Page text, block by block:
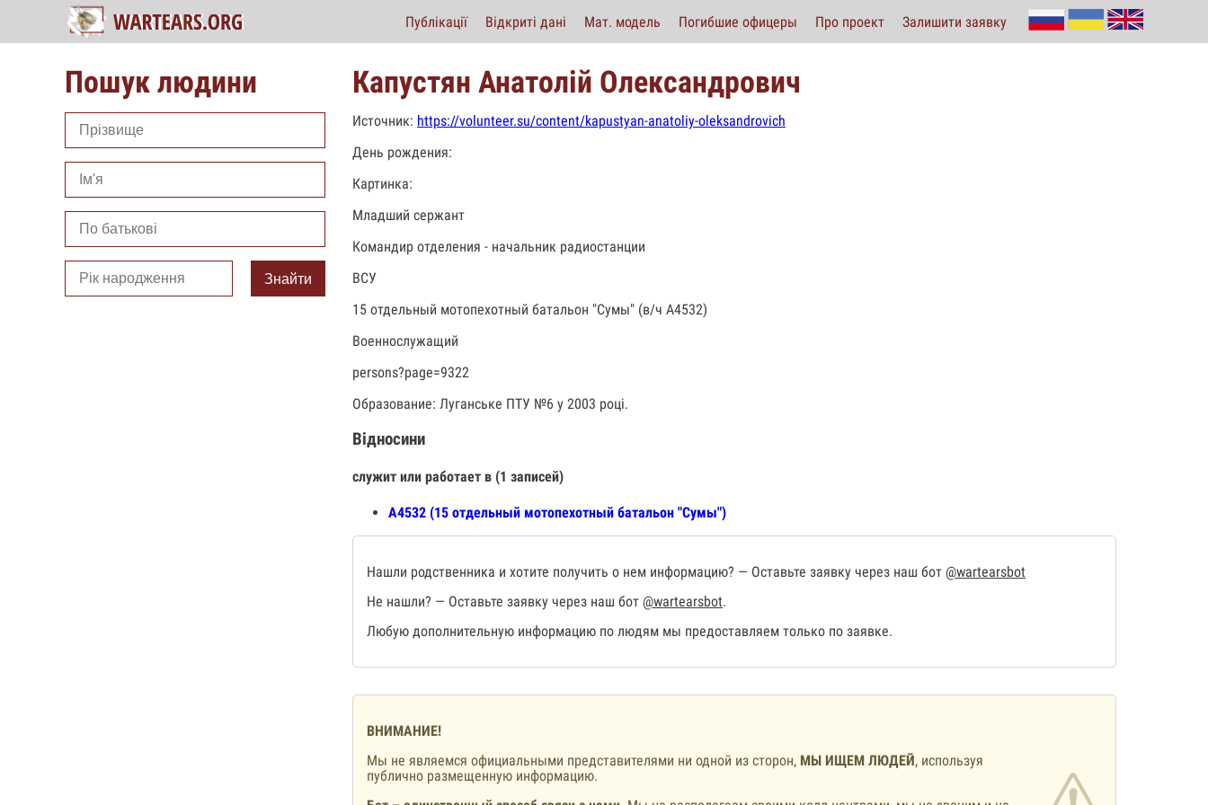
Публікації Відкриті дані Мат. модель Погибшие офицеры Про проект Залишити заявку
Пошук людини
Знайти
Капустян Анатолій Олександрович
Источник: https://volunteer.su/content/kapustyan-anatoliy-oleksandrovich
День рождения:
Картинка:
Младший сержант
Командир отделения - начальник радиостанции
ВСУ
15 отдельный мотопехотный батальон "Сумы" (в/ч А4532)
Военнослужащий
persons?page=9322
Образование: Луганське ПТУ №6 у 2003 році.
Відносини
служит или работает в (1 записей)
А4532 (15 отдельный мотопехотный батальон "Сумы")
Нашли родственника и хотите получить о нем информацию? — Оставьте заявку через наш бот @wartearsbot
Не нашли? — Оставьте заявку через наш бот @wartearsbot.
Любую дополнительную информацию по людям мы предоставляем только по заявке.
ВНИМАНИЕ!
Мы не являемся официальными представителями ни одной из сторон, МЫ ИЩЕМ ЛЮДЕЙ, используя
публично размещенную информацию.